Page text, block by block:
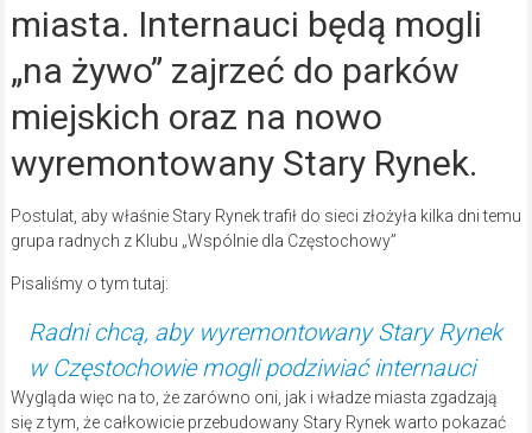
miasta. Internauci będą mogli
„na żywo” zajrzeć do parków
miejskich oraz na nowo
wyremontowany Stary Rynek.
Postulat, aby właśnie Stary Rynek trafił do sieci złożyła kilka dni temu
grupa radnych z Klubu „Wspólnie dla Częstochowy”
Pisaliśmy o tym tutaj:
Radni chcą, aby wyremontowany Stary Rynek
w Częstochowie mogli podziwiać internauci
Wygląda więc na to, że zarówno oni, jak i władze miasta zgadzają
się z tym, że całkowicie przebudowany Stary Rynek warto pokazać